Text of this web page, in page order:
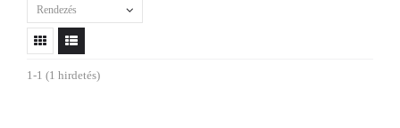
Rendezés
1-1 (1 hirdetés)